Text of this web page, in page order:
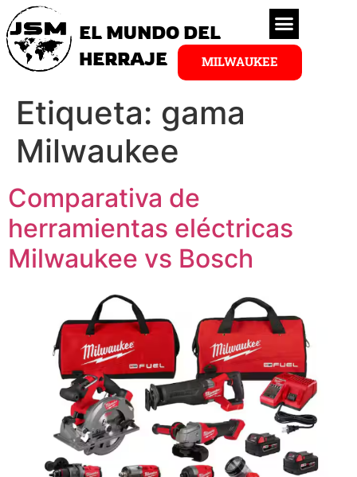
EL MUNDO DEL
HERRAJE
MILWAUKEE
Etiqueta: gama
Milwaukee
Comparativa de
herramientas eléctricas
Milwaukee vs Bosch